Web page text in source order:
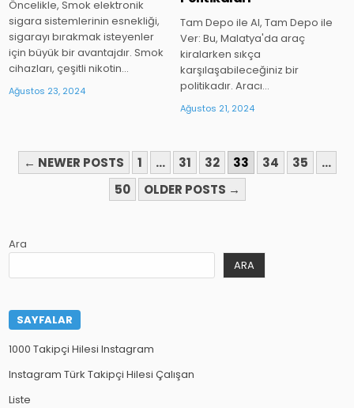
Öncelikle, Smok elektronik
sigara sistemlerinin esnekliği,
sigarayı bırakmak isteyenler
için büyük bir avantajdır. Smok
cihazları, çeşitli nikotin…
Ağustos 23, 2024
Tam Depo ile Al, Tam Depo ile
Ver: Bu, Malatya'da araç
kiralarken sıkça
karşılaşabileceğiniz bir
politikadır. Aracı…
Ağustos 21, 2024
YAZI
SAYFALAMASI
← NEWER POSTS 1 … 31 32 33 34 35
…
50
OLDER POSTS →
Ara
ARA
SAYFALAR
1000 Takipçi Hilesi Instagram
Instagram Türk Takipçi Hilesi Çalışan
Liste